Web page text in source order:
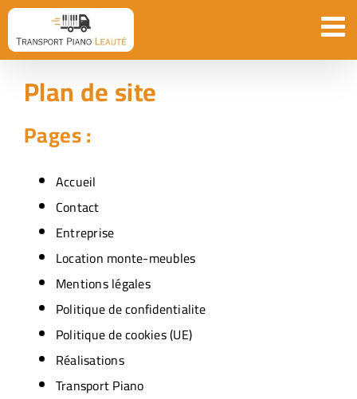
Passer
contenu
Plan de site
Pages :
Accueil
Contact
Entreprise
Location monte-meubles
Mentions légales
Politique de confidentialite
Politique de cookies (UE)
Réalisations
Transport Piano